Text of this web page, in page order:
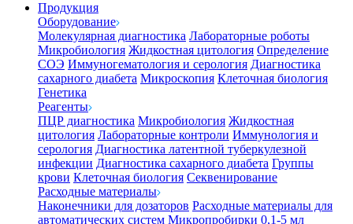
Продукция
Оборудование
Молекулярная диагностика Лабораторные роботы
Микробиология Жидкостная цитология Определение
СОЭ Иммуногематология и серология Диагностика
сахарного диабета Микроскопия Клеточная биология
Генетика
Реагенты
ПЦР диагностика Микробиология Жидкостная
цитология Лабораторные контроли Иммунология и
серология Диагностика латентной туберкулезной
инфекции Диагностика сахарного диабета Группы
крови Клеточная биология Секвенирование
Расходные материалы
Наконечники для дозаторов Расходные материалы для
автоматических систем Микропробирки 0,1-5 мл